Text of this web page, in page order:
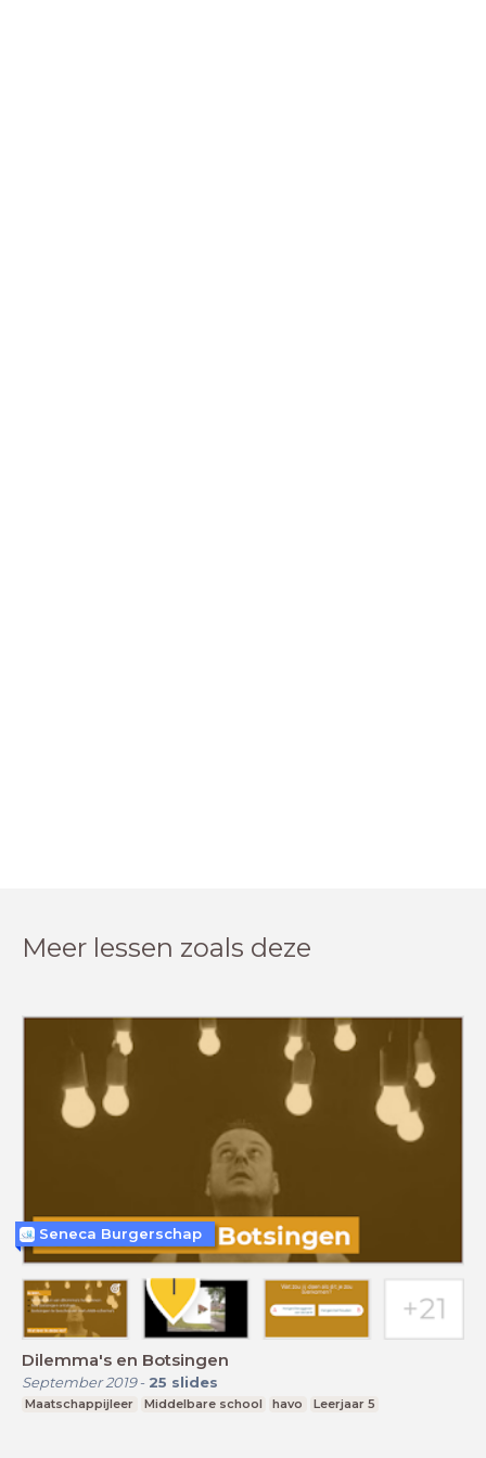
Meer lessen zoals deze
Dilemma's en Botsingen
September 2019- 25 slides
Maatschappijleer Middelbare school havo Leerjaar 5
Seneca Burgerschap